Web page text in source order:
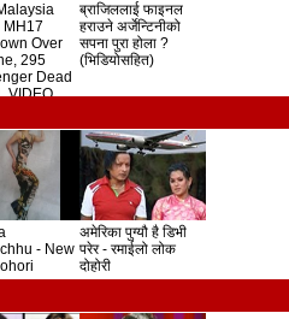
MH17
Over
295
Dead
VIDEO
ब्राजिललाई फाइनल
हराउने अर्जेन्टिनीको
सपना पुरा होला ?
(भिडियोसहित)
- New
अमेरिका पुग्यौ है डिभी
परेर - रमाईलो लोक
दोहोरी